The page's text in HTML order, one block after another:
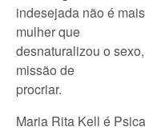
indesejada não é
mulher que
desnaturalizou o
missão de
procriar.
Maria Rita Kell é